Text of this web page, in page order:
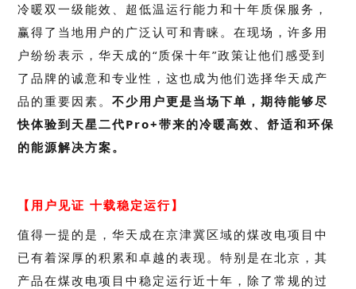
冷暖双一级能效、超低温运行能力和十年质保服务，
赢得了当地用户的广泛认可和青睐。在现场，许多用
户纷纷表示，华天成的“质保十年”政策让他们感受到
了品牌的诚意和专业性，这也成为他们选择华天成产
品的重要因素。不少用户更是当场下单，期待能够尽
快体验到天星二代Pro+带来的冷暖高效、舒适和环保
的能源解决方案。
【用户见证 十载稳定运行】
值得一提的是，华天成在京津冀区域的煤改电项目中
已有着深厚的积累和卓越的表现。特别是在北京，其
产品在煤改电项目中稳定运行近十年，除了常规的过